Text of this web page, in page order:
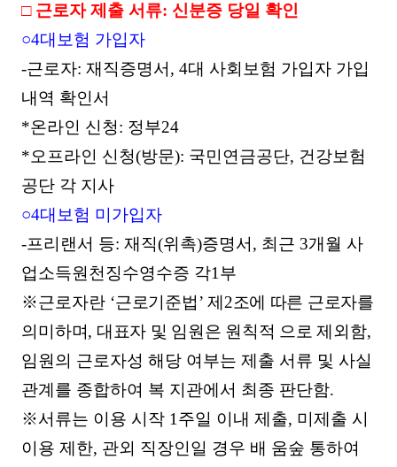
□ 근로자 제출 서류:신분증 당일 확인
○4대보험 가입자
-근로자:재직증명서 , 4대 사회보험 가입자 가입
내역 확인서
*온라인 신청: 정부24
*오프라인 신청(방문): 국민연금공단, 건강보험
공단 각 지사
○4대보험 미가입자
-프리랜서 등:재직(위촉)증명서 , 최근 3개월 사
업소득원천징수영수증 각1 부
※근로자란 ‘근로기준법’제 2조에 따른 근로자를
의미하며, 대표자 및 임원은 원칙적 으로 제 외함,
임원의 근로자성 해당 여부는 제출 서류 및 사실
관계를 종합하여 복 지관에서 최종 판단함.
※서류는 이용 시작 1 주일 이내 제출, 미제출 시
이용 제한, 관외 직장인일 경우 배 움숲 통하여